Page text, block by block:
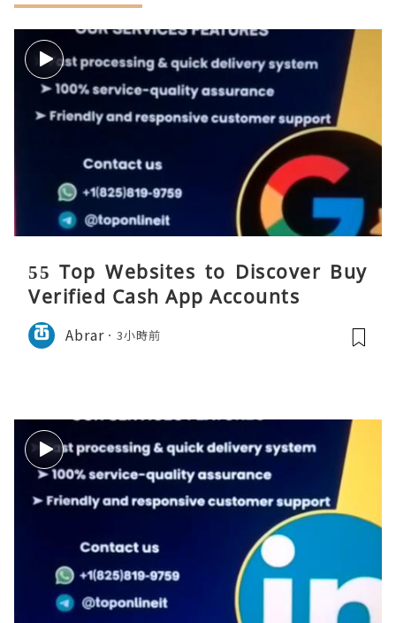
55 Top Websites to Discover Buy
Verified Cash App Accounts
Abrar 3小時前